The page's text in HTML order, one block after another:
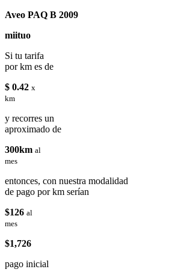
Aveo PAQ B 2009
miituo
Si tu tarifa
por km es de
$ 0.42 x
km
y recorres un
aproximado de
300km al
mes
entonces, con nuestra modalidad
de pago por km serían
$126 al
mes
$1,726
pago inicial